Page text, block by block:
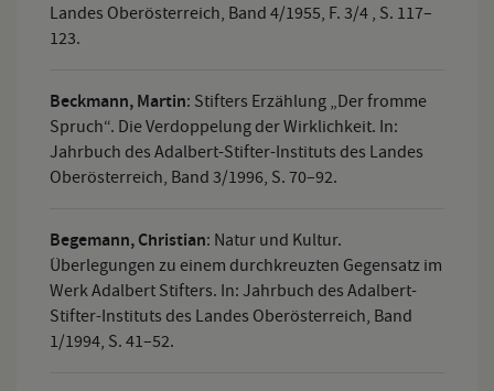
Landes Oberösterreich, Band 4/1955, F. 3/4 , S. 117–
123.
Beckmann, Martin: Stifters Erzählung „Der fromme
Spruch“. Die Verdoppelung der Wirklichkeit. In:
Jahrbuch des Adalbert-Stifter-Instituts des Landes
Oberösterreich, Band 3/1996, S. 70–92.
Begemann, Christian: Natur und Kultur.
Überlegungen zu einem durchkreuzten Gegensatz im
Werk Adalbert Stifters. In: Jahrbuch des Adalbert-
Stifter-Instituts des Landes Oberösterreich, Band
1/1994, S. 41–52.